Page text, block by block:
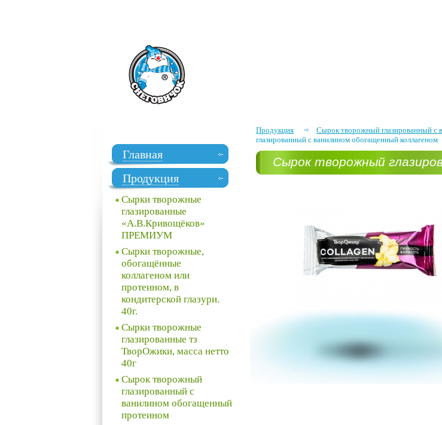
Продукция Сырок творожный глазированный с
глазированный с ванилином обогащенный коллагеном
Сырок творожный
Главная
Продукция
Сырки творожные
глазированные
«А.В.Кривощёков»
ПРЕМИУМ
Сырки творожные,
обогащённые
коллагеном или
протеином, в
кондитерской глазури.
40г.
Сырки творожные
глазированные тз
ТворОжики, масса нетто
40г
Сырок творожный
глазированный с
ванилином обогащенный
протеином